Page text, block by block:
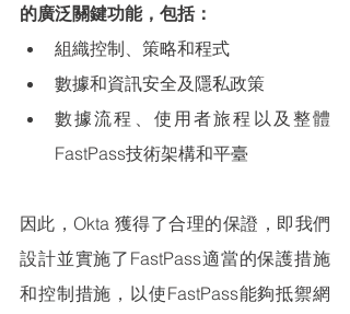
的廣泛關鍵功能，包括：
組織控制、策略和程式
數據和資訊安全及隱私政策
數據流程、使用者旅程以及整體
FastPass技術架構和平臺
因此，Okta 獲得了合理的保證，即我們
設計並實施了FastPass適當的保護措施
和控制措施，以使FastPass能夠抵禦網